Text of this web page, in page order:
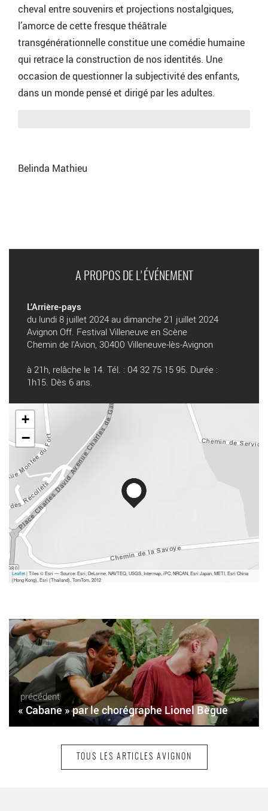
cheval entre souvenirs et projections nostalgiques,
l’amorce de cette fresque théâtrale
transgénérationnelle constitue une comédie humaine
qui retrace la construction de nos identités. Une
occasion de questionner la subjectivité des enfants,
dans un monde pensé et dirigé par les adultes.
Belinda Mathieu
A PROPOS DE L'ÉVÉNEMENT
L’Arrière-pays
du lundi 8 juillet 2024 au dimanche 21 juillet 2024
Avignon Off. Festival Villeneuve en Scène
Chemin de l'Avion, 30400 Villeneuve-lès-Avignon
à 21h, relâche le 14. Tél. : 04 32 75 15 95. Durée :
1h15. Dès 6 ans.
+
−
Leaflet| Tiles © Esri — Source: Esri, DeLorme, NAVTEQ, USGS, Intermap, iPC, NRCAN, Esri Japan, METI, Esri China
(Hong Kong), Esri (Thailand), TomTom, 2012
précédent
« Cabane » par le chorégraphe Lionel Bègue
TOUS LES ARTICLES AVIGNON